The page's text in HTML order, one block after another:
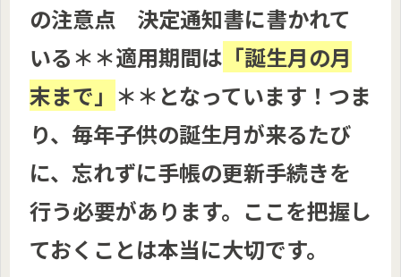
の注意点 決定通知書に書かれて
いる＊＊適用期間は 「誕生月の月
末まで」 ＊＊となっています！つま
り、毎年子供の誕生月が来るたび
に、忘れずに手帳の更新手続きを
行う必要があります。ここを把握し
ておくことは本当に大切です。